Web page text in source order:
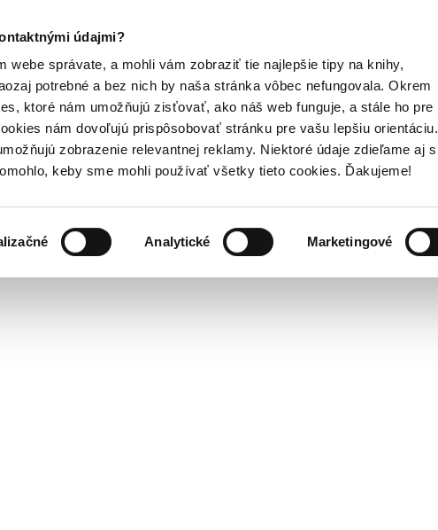
údajmi?
webe správate, a mohli vám zobraziť tie najlepšie tipy na knihy,
potrebné a bez nich by naša stránka vôbec nefungovala. Okrem
ktoré nám umožňujú zisťovať, ako náš web funguje, a stále ho pre
nám dovoľujú prispôsobovať stránku pre vašu lepšiu orientáciu.
zobrazenie relevantnej reklamy. Niektoré údaje zdieľame aj s
keby sme mohli používať všetky tieto cookies. Ďakujeme!
Analytické Marketingové